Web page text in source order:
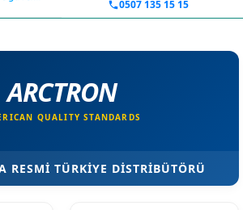
0507 135 15 15
ARCTRON
QUALITY STANDARDS
RESMİ TÜRKİYE DİSTRİBÜTÖRÜ